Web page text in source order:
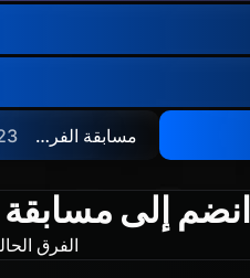
مسابقة الفرق للنصف الأول 16:00
انضم إلى مسابقة
الفرق